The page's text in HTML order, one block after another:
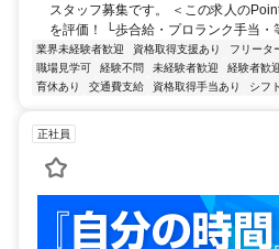
スタッフ募集です。 ＜この求人の
を評価！ └歩合給・プロランク手当・
業界未経験者歓迎 資格取得支援あり フリータ
職場見学可
経験不問 未経験者歓迎 経験者歓
育休あり
交通費支給 資格取得手当あり シフ
正社員